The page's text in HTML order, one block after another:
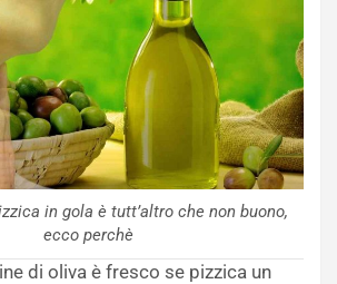
in gola è tutt’altro che non buono,
ecco perchè
di oliva è fresco se pizzica un